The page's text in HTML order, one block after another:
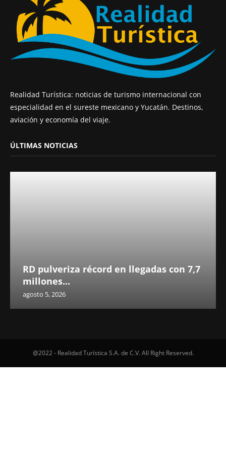
Realidad Turística: noticias de turismo internacional con
especialidad en el sureste mexicano y Yucatán. Destinos,
aviación y economía del viaje.
ÚLTIMAS NOTICIAS
RD pulveriza récord en llegadas con 7,7
millones...
agosto 5, 2026
@2022 - Realidad Turística S.A. de C.V. All Right Reserved.